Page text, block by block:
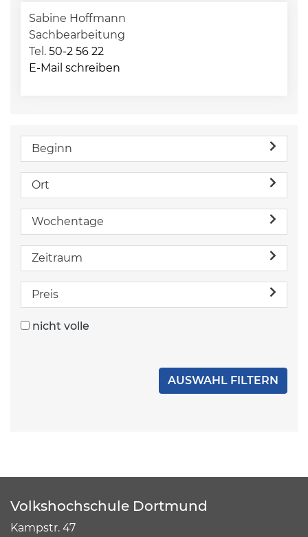
Sabine Hoffmann
Sachbearbeitung
Tel. 50-2 56 22
E-Mail schreiben
Beginn
Ort
Wochentage
Zeitraum
Preis
nicht volle
Volkshochschule Dortmund
Kampstr. 47